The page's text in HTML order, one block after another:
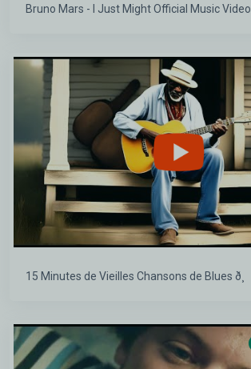
Bruno Mars - I Just Might Official Music Video
15 Minutes de Vieilles Chansons de Blues ð¸